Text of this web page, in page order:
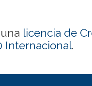
licencia de
Internacional.